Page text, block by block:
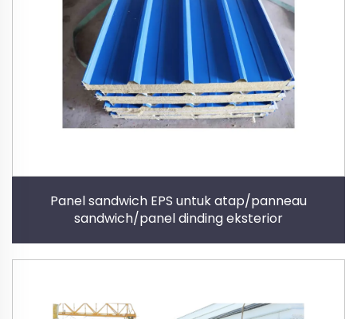
Panel sandwich EPS untuk atap/panneau
sandwich/panel dinding eksterior